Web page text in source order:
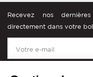
Recevez nos
directement dans votre